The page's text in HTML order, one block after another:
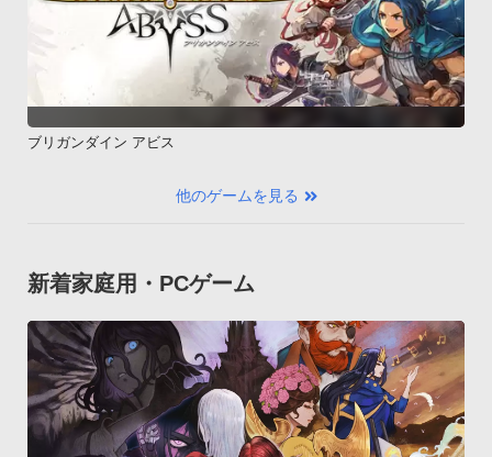
ブリガンダイン アビス
他のゲームを見る
新着家庭用・PCゲーム